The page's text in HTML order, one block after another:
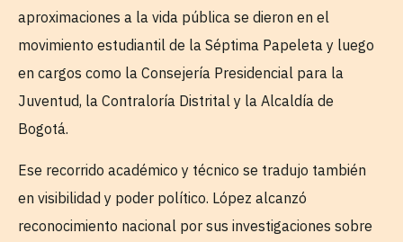
aproximaciones a la vida pública se dieron en el
movimiento estudiantil de la Séptima Papeleta y luego
en cargos como la Consejería Presidencial para la
Juventud, la Contraloría Distrital y la Alcaldía de
Bogotá.
Ese recorrido académico y técnico se tradujo también
en visibilidad y poder político. López alcanzó
reconocimiento nacional por sus investigaciones sobre